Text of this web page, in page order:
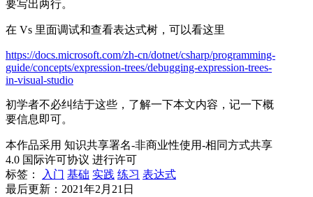
要写出两行。
在 Vs 里面调试和查看表达式树，可以看这里
https://docs.microsoft.com/zh-cn/dotnet/csharp/programming-
guide/concepts/expression-trees/debugging-expression-trees-
in-visual-studio
初学者不必纠结于这些，了解一下本文内容，记一下概
要信息即可。
本作品采用 知识共享署名-非商业性使用-相同方式共享
4.0 国际许可协议 进行许可
标签：
入门 基础 实践 练习 表达式
最后更新：2021年2月21日